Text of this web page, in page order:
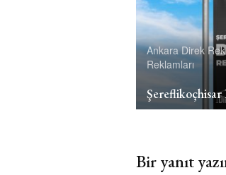
Ankara Direk
Reklamları
Bir yanıt